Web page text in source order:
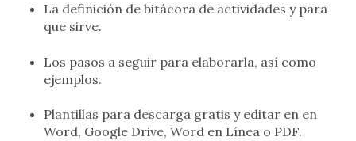
La definición de bitácora de actividades y para
que sirve.
Los pasos a seguir para elaborarla, así como
ejemplos.
Plantillas para descarga gratis y editar en en
Word, Google Drive, Word en Línea o PDF.